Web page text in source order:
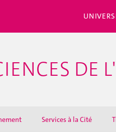
DE
Services à la Cité